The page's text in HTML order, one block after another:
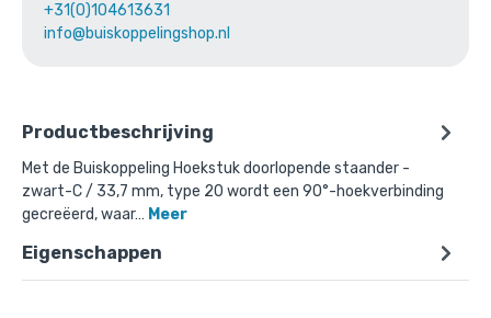
+31(0)104613631
info@buiskoppelingshop.nl
Productbeschrijving
Met de Buiskoppeling Hoekstuk doorlopende staander -
zwart-C / 33,7 mm, type 20 wordt een 90°-hoekverbinding
gecreëerd, waar… Meer
Eigenschappen
C / 33,7 mm (35 stuks)
€ 313,57 incl. BTW